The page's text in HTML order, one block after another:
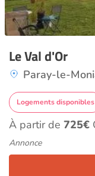
Le Val d'Or
Paray-le-
Logements disponibles
À partir de 725€
Annonce